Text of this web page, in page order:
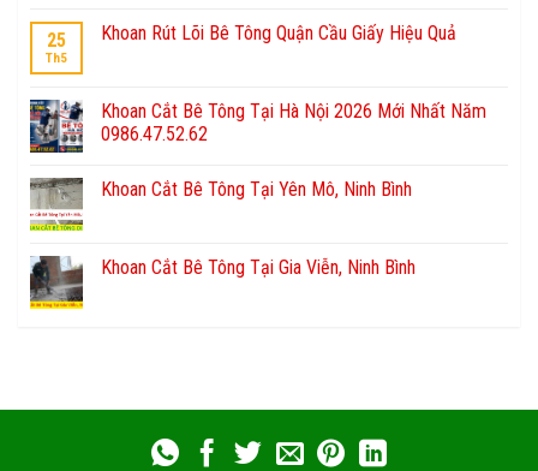
25
Th5
Khoan Rút Lõi Bê Tông Quận Cầu Giấy Hiệu Quả
Khoan Cắt Bê Tông Tại Hà Nội 2026 Mới Nhất Năm
0986.47.52.62
Khoan Cắt Bê Tông Tại Yên Mô, Ninh Bình
Khoan Cắt Bê Tông Tại Gia Viễn, Ninh Bình